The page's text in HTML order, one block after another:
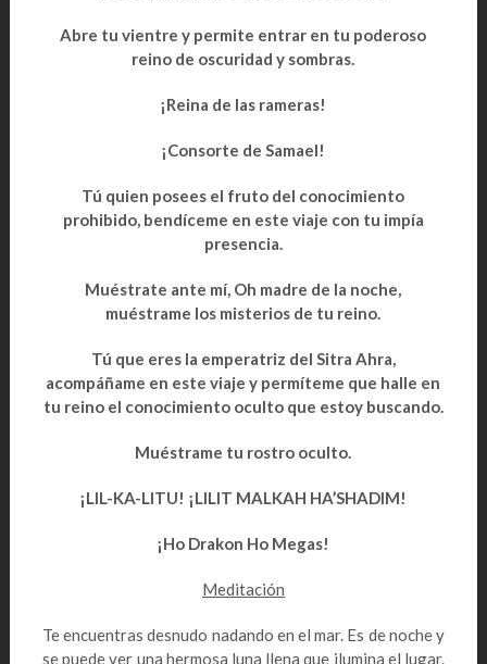
Abre tu vientre y permite entrar en tu poderoso
reino de oscuridad y sombras.
¡Reina de las rameras!
¡Consorte de Samael!
Tú quien posees el fruto del conocimiento
prohibido, bendíceme en este viaje con tu impía
presencia.
Muéstrate ante mí, Oh madre de la noche,
muéstrame los misterios de tu reino.
Tú que eres la emperatriz del Sitra Ahra,
acompáñame en este viaje y permíteme que halle en
tu reino el conocimiento oculto que estoy buscando.
Muéstrame tu rostro oculto.
¡LIL-KA-LITU! ¡LILIT MALKAH HA’SHADIM!
¡Ho Drakon Ho Megas!
Meditación
Te encuentras desnudo nadando en el mar. Es de noche y
se puede ver una hermosa luna llena que ilumina el lugar.